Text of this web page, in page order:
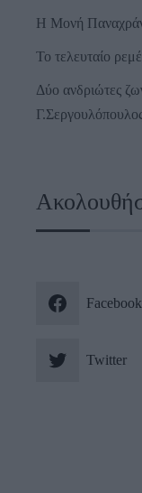
Η Μονή
Το τελευταίο
Δύο ανδριώτες
Facebook
Twitter